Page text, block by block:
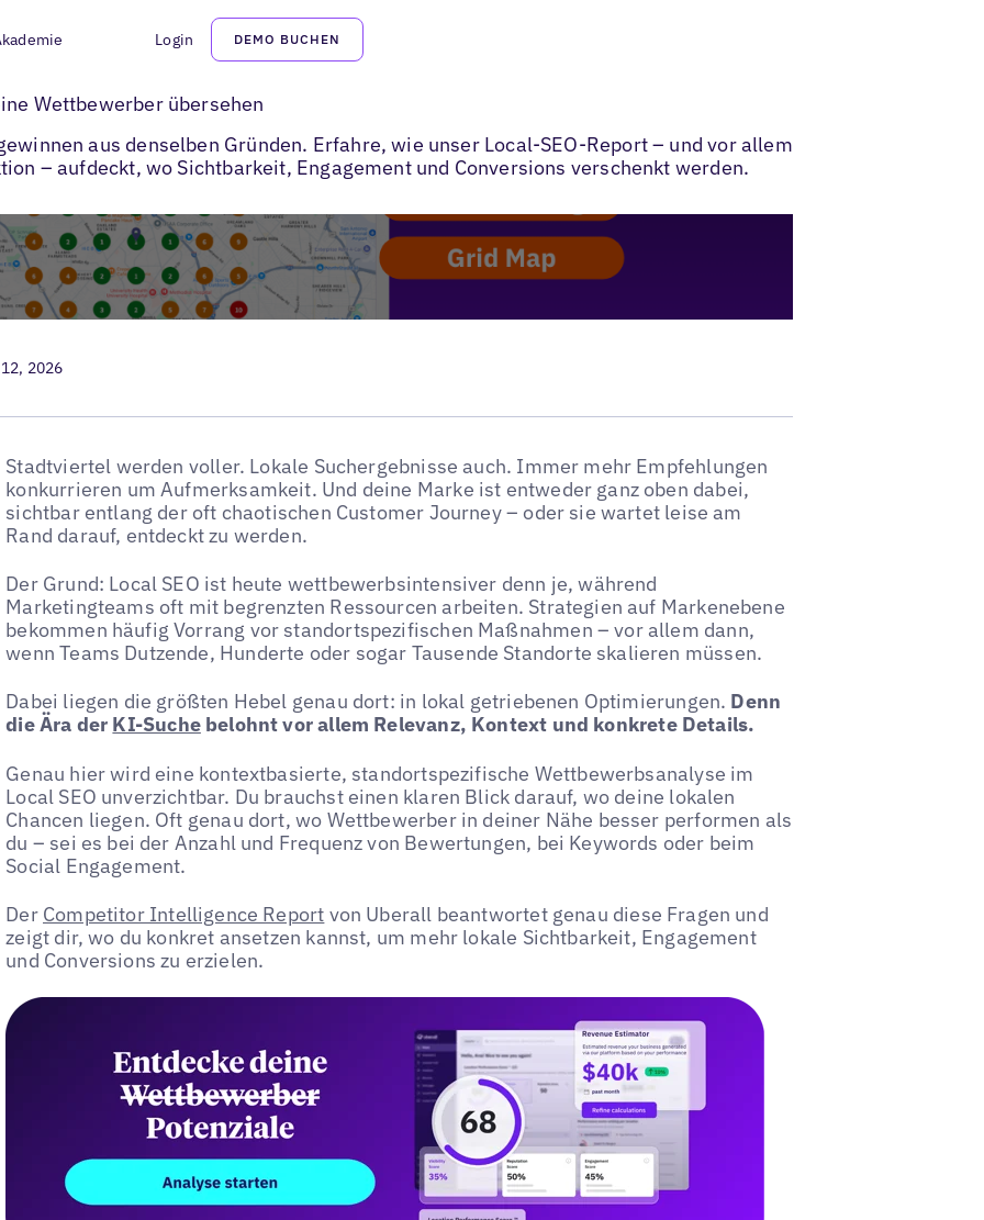
Login DEMO BUCHEN
Wettbewerber übersehen
aus denselben Gründen. Erfahre, wie unser Local-SEO-Report – und vor allem
– aufdeckt, wo Sichtbarkeit, Engagement und Conversions verschenkt werden.
2026
Stadtviertel werden voller. Lokale Suchergebnisse auch. Immer mehr Empfehlungen
konkurrieren um Aufmerksamkeit. Und deine Marke ist entweder ganz oben dabei,
sichtbar entlang der oft chaotischen Customer Journey – oder sie wartet leise am
Rand darauf, entdeckt zu werden.
Der Grund: Local SEO ist heute wettbewerbsintensiver denn je, während
Marketingteams oft mit begrenzten Ressourcen arbeiten. Strategien auf Markenebene
bekommen häufig Vorrang vor standortspezifischen Maßnahmen – vor allem dann,
wenn Teams Dutzende, Hunderte oder sogar Tausende Standorte skalieren müssen.
Dabei liegen die größten Hebel genau dort: in lokal getriebenen Optimierungen. Denn
die Ära der KI-Suchebelohnt vor allem Relevanz, Kontext und konkrete Details.
Genau hier wird eine kontextbasierte, standortspezifische Wettbewerbsanalyse im
Local SEO unverzichtbar. Du brauchst einen klaren Blick darauf, wo deine lokalen
Chancen liegen. Oft genau dort, wo Wettbewerber in deiner Nähe besser performen als
du – sei es bei der Anzahl und Frequenz von Bewertungen, bei Keywords oder beim
Social Engagement.
Der Competitor Intelligence Report von Uberall beantwortet genau diese Fragen und
zeigt dir, wo du konkret ansetzen kannst, um mehr lokale Sichtbarkeit, Engagement
und Conversions zu erzielen.